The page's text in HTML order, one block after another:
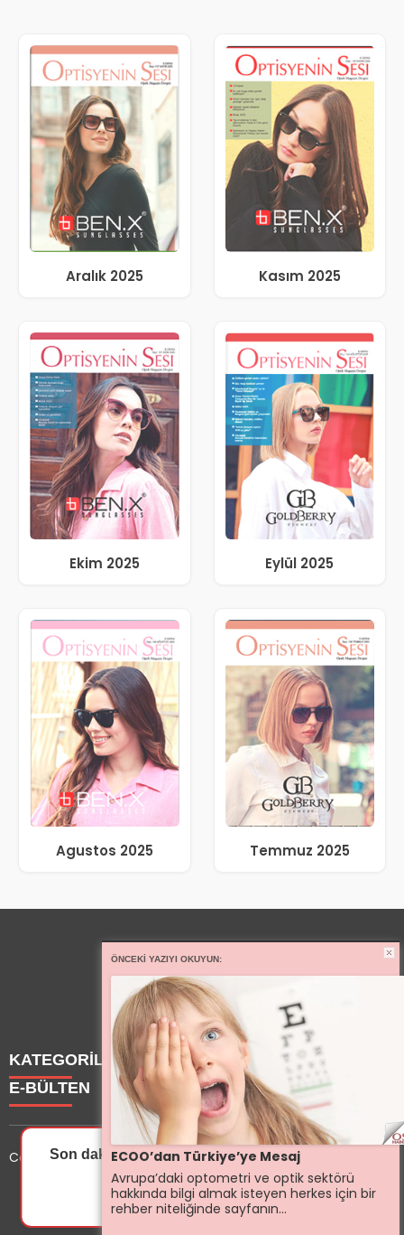
Aralık 2025 Kasım 2025
Ekim 2025 Eylül 2025
Agustos 2025 Temmuz 2025
KATEGORİLER
Haberler
Yazarlarımız
Etkinlik
Dersler
E-BÜLTEN
optisyeninsesi.come-bültenine abone olarak, tarafınıza
haber, duyuru ve kampanya içerikli e-postaların
gönderilmesini kabul etmiş olursunuz.
Copyright © 2025 OptisyeninSesi Tüm Hakları Saklıdır.
Son dakika gelişmelerinden ilk sen haberdar ol.
İzin Ver Sonra
ÖNCEKI YAZIYI OKUYUN:
ECOO’dan Türkiye’ye Mesaj
Avrupa’daki optometri ve optik sektörü
hakkında bilgi almak isteyen herkes için bir
rehber niteliğinde sayfanın...